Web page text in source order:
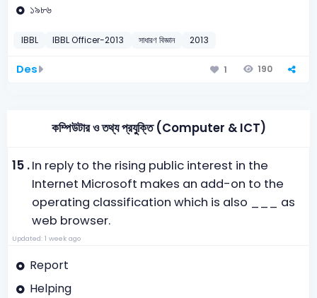
১৯৮৬
IBBL IBBL Officer-2013 সাধারণ বিজ্ঞান 2013
Des 1 190
কম্পিউটার ও তথ্য প্রযুক্তি (Computer & ICT)
15 .In reply to the rising public interest in the
Internet Microsoft makes an add-on to the
operating classification which is also ___ as
web browser.
Updated: 1 week ago
Report
Helping